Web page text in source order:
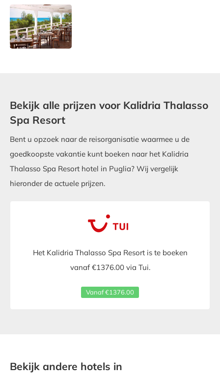
Bekijk alle prijzen voor Kalidria Thalasso
Spa Resort
Bent u opzoek naar de reisorganisatie waarmee u de
goedkoopste vakantie kunt boeken naar het Kalidria
Thalasso Spa Resort hotel in Puglia? Wij vergelijk
hieronder de actuele prijzen.
Het Kalidria Thalasso Spa Resort is te boeken
vanaf €1376.00 via Tui.
Vanaf €1376.00
Bekijk andere hotels in